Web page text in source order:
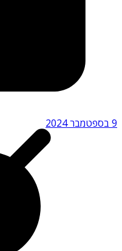
9 בספטמבר 2024